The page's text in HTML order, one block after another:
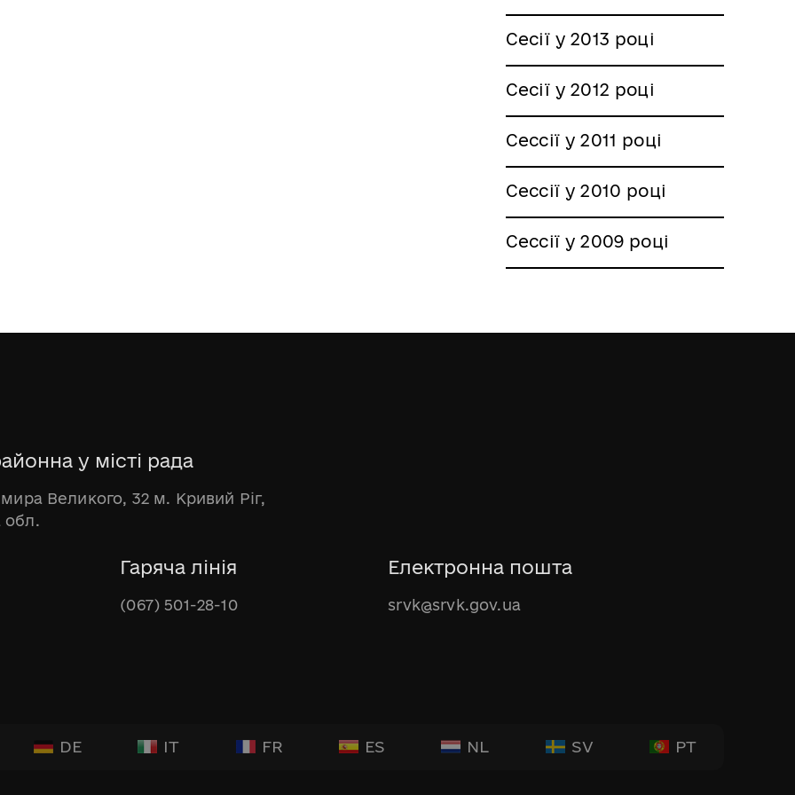
Сесії у 2013 році
Сесії у 2012 році
Сессії у 2011 році
Сессії у 2010 році
Сессії у 2009 році
у місті рада
Великого, 32 м. Кривий Ріг,
Гаряча лінія
(067) 501-28-10
Електронна пошта
srvk@srvk.gov.ua
DE IT FR ES NL SV PT